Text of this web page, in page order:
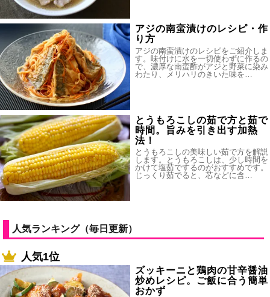
アジの南蛮漬けのレシピ・作
り方
アジの南蛮漬けのレシピをご紹介しま
す。味付けに水を一切使わずに作るの
で、濃厚な南蛮酢がアジと野菜に染み
わたり、メリハリのきいた味を…
とうもろこしの茹で方と茹で
時間。旨みを引き出す加熱
法！
とうもろこしの美味しい茹で方を解説
します。とうもろこしは、少し時間を
かけて塩茹でするのがおすすめです。
じっくり茹でると、芯などに含…
人気ランキング（毎日更新）
人気1位
ズッキーニと鶏肉の甘辛醤油
炒めレシピ。ご飯に合う簡単
おかず